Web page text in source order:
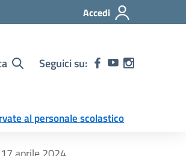
Accedi
Seguici su:
al personale scolastico